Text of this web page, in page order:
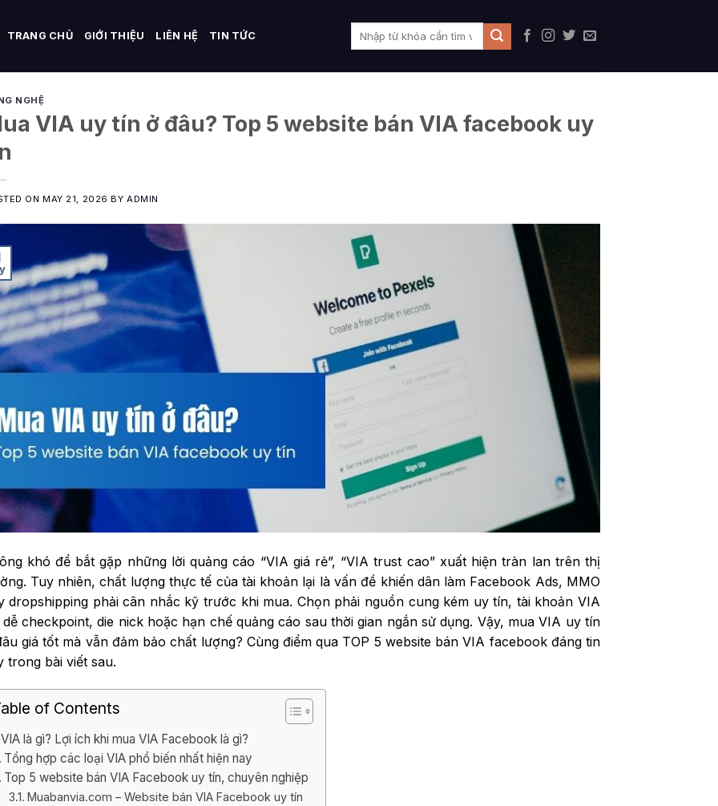
TRANG CHỦ GIỚI THIỆU LIÊN HỆ TIN TỨC
NGHỆ
VIA uy tín ở đâu? Top 5 website bán VIA facebook uy
ON MAY 21, 2026 BYADMIN
khó để bắt gặp những lời quảng cáo “VIA giá rẻ”, “VIA trust cao” xuất hiện tràn lan trên thị
Tuy nhiên, chất lượng thực tế của tài khoản lại là vấn đề khiến dân làm Facebook Ads, MMO
dropshipping phải cân nhắc kỹ trước khi mua. Chọn phải nguồn cung kém uy tín, tài khoản VIA
checkpoint, die nick hoặc hạn chế quảng cáo sau thời gian ngắn sử dụng. Vậy, mua VIA uy tín
giá tốt mà vẫn đảm bảo chất lượng? Cùng điểm qua TOP 5 website bán VIA facebook đáng tin
trong bài viết sau.
of Contents
VIA là gì? Lợi ích khi mua VIA Facebook là gì?
Tổng hợp các loại VIA phổ biến nhất hiện nay
Top 5 website bán VIA Facebook uy tín, chuyên nghiệp
Muabanvia.com – Website bán VIA Facebook uy tín